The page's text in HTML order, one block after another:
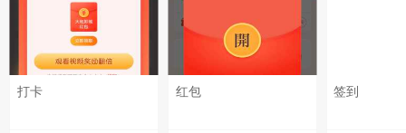
打卡 红包 签到